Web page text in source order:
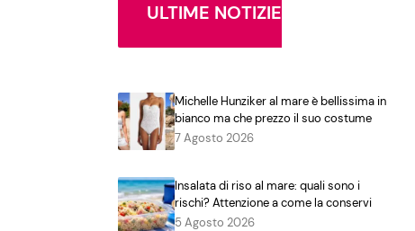
ULTIME NOTIZIE
Michelle Hunziker al mare è bellissima in
bianco ma che prezzo il suo costume
7 Agosto 2026
Insalata di riso al mare: quali sono i
rischi? Attenzione a come la conservi
5 Agosto 2026